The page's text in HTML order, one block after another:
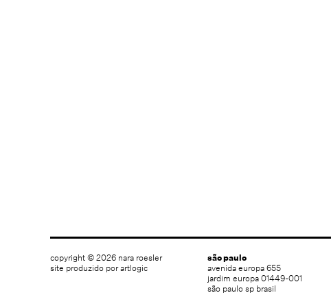
são paulo
avenida europa 655
jardim europa 01449-001
são paulo sp brasil
copyright © 2026 nara roesler
site produzido por artlogic